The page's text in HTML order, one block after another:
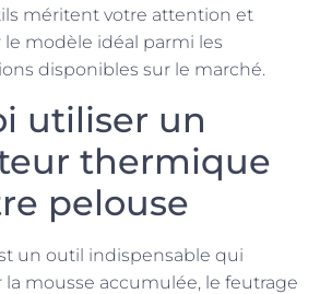
méritent votre attention et
modèle idéal parmi les
disponibles sur le marché.
utiliser un
thermique
pelouse
un outil indispensable qui
mousse accumulée, le feutrage